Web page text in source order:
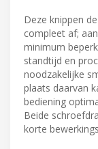
Deze knippen
compleet af;
minimum
standtijd en
noodzakelijke
plaats daarvan
bediening
Beide
korte